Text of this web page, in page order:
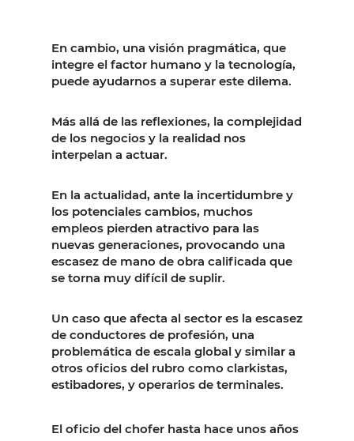
En cambio, una visión pragmática, que
integre el factor humano y la tecnología,
puede ayudarnos a superar este dilema.
Más allá de las reflexiones, la complejidad
de los negocios y la realidad nos
interpelan a actuar.
En la actualidad, ante la incertidumbre y
los potenciales cambios, muchos
empleos pierden atractivo para las
nuevas generaciones, provocando una
escasez de mano de obra calificada que
se torna muy difícil de suplir.
Un caso que afecta al sector es la escasez
de conductores de profesión, una
problemática de escala global y similar a
otros oficios del rubro como clarkistas,
estibadores, y operarios de terminales.
El oficio del chofer hasta hace unos años